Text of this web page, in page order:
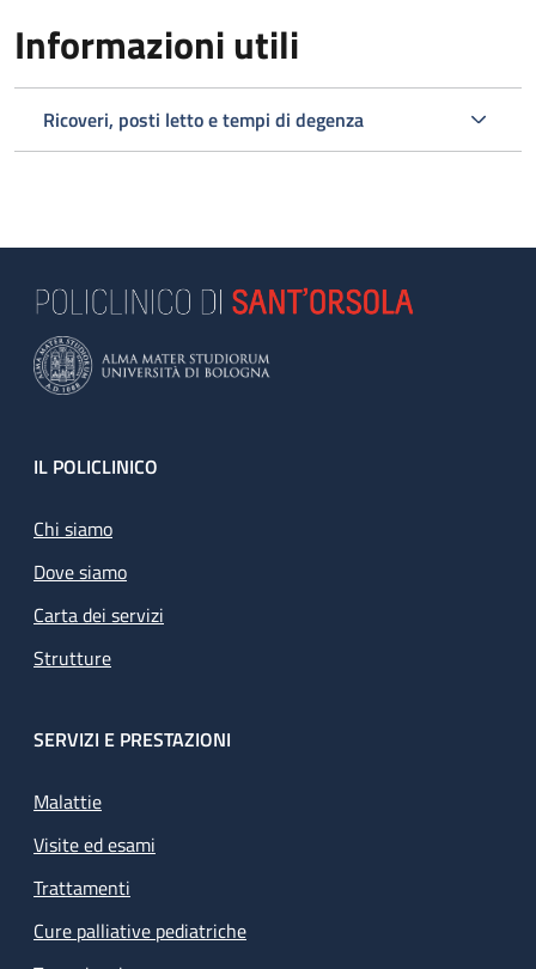
Informazioni utili
Ricoveri, posti letto e tempi di degenza
Footer
IL POLICLINICO
Chi siamo
Dove siamo
Carta dei servizi
Strutture
SERVIZI E PRESTAZIONI
Malattie
Visite ed esami
Trattamenti
Cure palliative pediatriche